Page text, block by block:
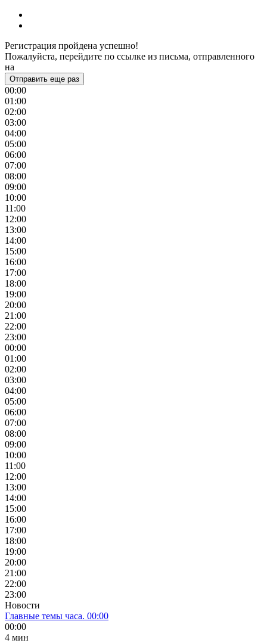
Регистрация пройдена успешно!
Пожалуйста, перейдите по ссылке из письма, отправленного
на
Отправить еще раз
00:00
01:00
02:00
03:00
04:00
05:00
06:00
07:00
08:00
09:00
10:00
11:00
12:00
13:00
14:00
15:00
16:00
17:00
18:00
19:00
20:00
21:00
22:00
23:00
00:00
01:00
02:00
03:00
04:00
05:00
06:00
07:00
08:00
09:00
10:00
11:00
12:00
13:00
14:00
15:00
16:00
17:00
18:00
19:00
20:00
21:00
22:00
23:00
Новости
Главные темы часа. 00:00
00:00
4 мин